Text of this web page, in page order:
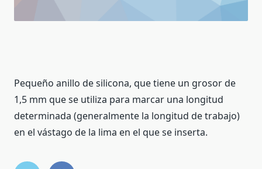
Pequeño anillo de silicona, que tiene un grosor de
1,5 mm que se utiliza para marcar una longitud
determinada (generalmente la longitud de trabajo)
en el vástago de la lima en el que se inserta.